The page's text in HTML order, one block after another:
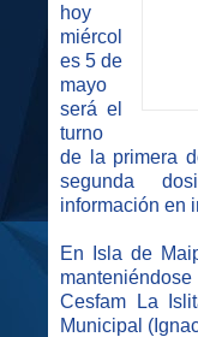
hoy
miércol
es 5 de
mayo
será el
turno
de la primera
segunda
información en
En Isla de
Cesfam La
Municipal